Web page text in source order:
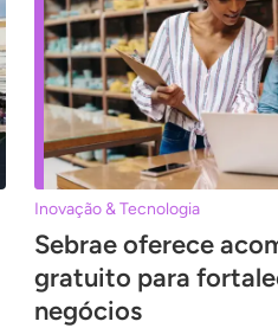
Inovação & Tecnologia
Sebrae oferece
gratuito para
negócios